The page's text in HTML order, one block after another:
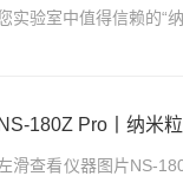
实验室中值得信赖的“
NS-180Z Pro丨纳米
滑查看仪器图片NS-